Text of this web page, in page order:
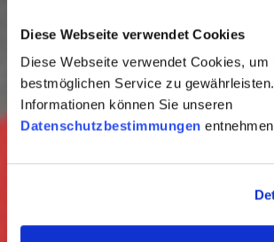
Diese Webseite verwendet Cookies
Diese Webseite verwendet Cookies, um
bestmöglichen Service zu
Informationen können Sie unseren
Datenschutzbestimmungen